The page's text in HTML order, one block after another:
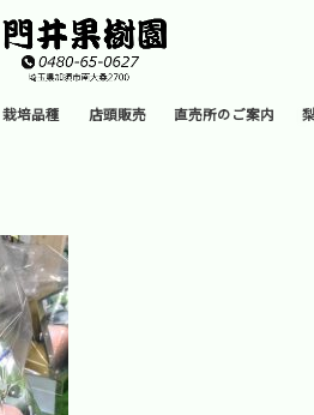
栽培品種 店頭販売 直売所のご案内